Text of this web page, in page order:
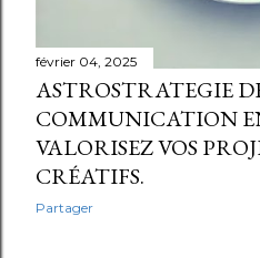
février 04, 2025
ASTROSTRATEGIE
COMMUNICATION
VALORISEZ VOS
CRÉATIFS.
Partager